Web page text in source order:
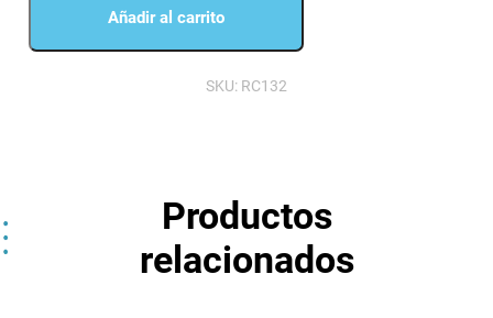
ref
Añadir al carrito
SKU: RC132
Productos
relacionados